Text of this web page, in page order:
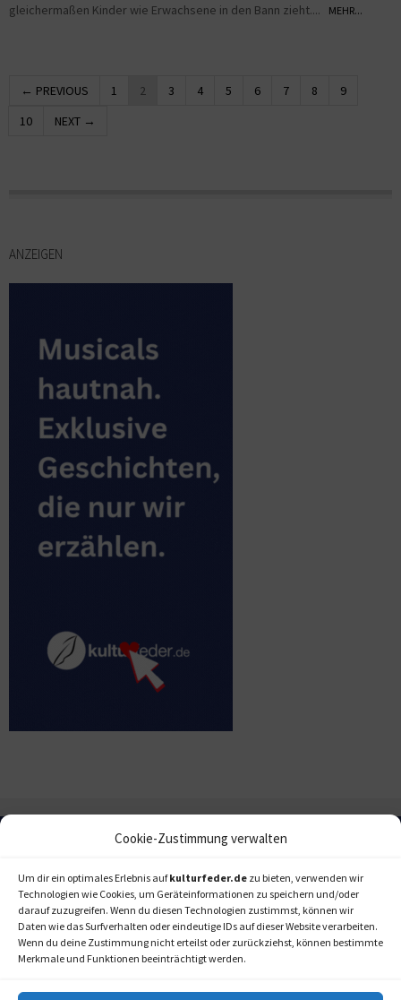
Cookie-Zustimmung verwalten
Um dir ein optimales Erlebnis aufkulturfeder.de zu bieten, verwenden wir
Technologien wie Cookies, um Geräteinformationen zu speichern und/oder
darauf zuzugreifen. Wenn du diesen Technologien zustimmst, können wir
Daten wie das Surfverhalten oder eindeutige IDs auf dieser Website verarbeiten.
Wenn du deine Zustimmung nicht erteilst oder zurückziehst, können bestimmte
Merkmale und Funktionen beeinträchtigt werden.
gleichermaßen Kinder wie Erwachsene in den Bann zieht....
MEHR...
← PREVIOUS 1 2 3 4 5 6 7 8
9
10
NEXT →
ANZEIGEN